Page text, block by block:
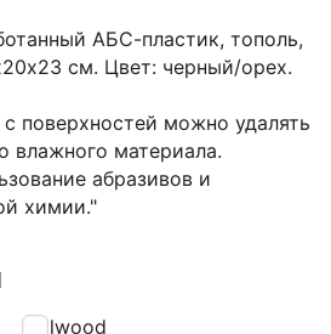
АБС-пластик, тополь,
см. Цвет: черный/орех.
поверхностей можно удалять
влажного материала.
абразивов и
химии."
Bellwood